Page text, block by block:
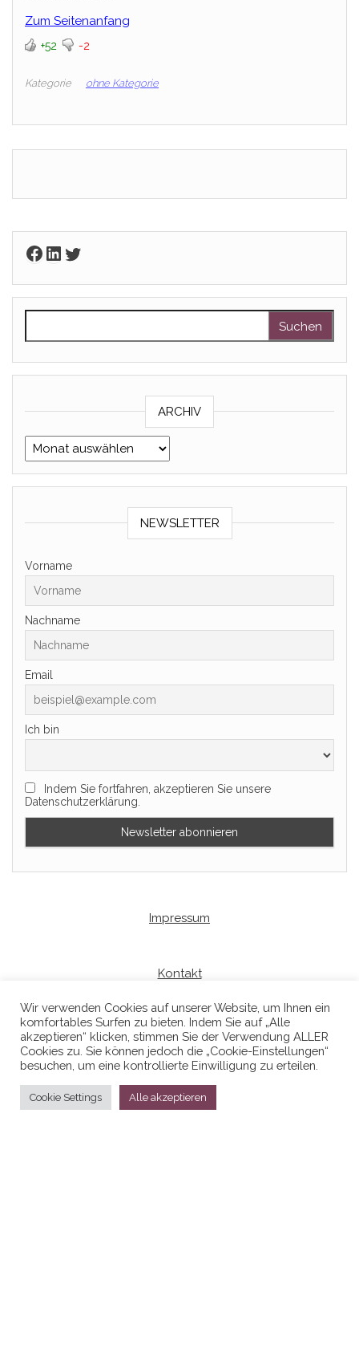
Zum Seitenanfang
+52 -2
Kategorie ohne Kategorie
Facebook
LinkedIn
Twitter
ARCHIV
Archiv
NEWSLETTER
Vorname
Nachname
Email
Ich bin
Indem Sie fortfahren, akzeptieren Sie unsere
Datenschutzerklärung.
Impressum
Kontakt
Datenschutzerklaerung
Stolz präsentiert vonWordPress
Wir verwenden Cookies auf unserer Website, um Ihnen ein
komfortables Surfen zu bieten. Indem Sie auf „Alle
akzeptieren“ klicken, stimmen Sie der Verwendung ALLER
Cookies zu. Sie können jedoch die „Cookie-Einstellungen“
besuchen, um eine kontrollierte Einwilligung zu erteilen.
Cookie Settings Alle akzeptieren